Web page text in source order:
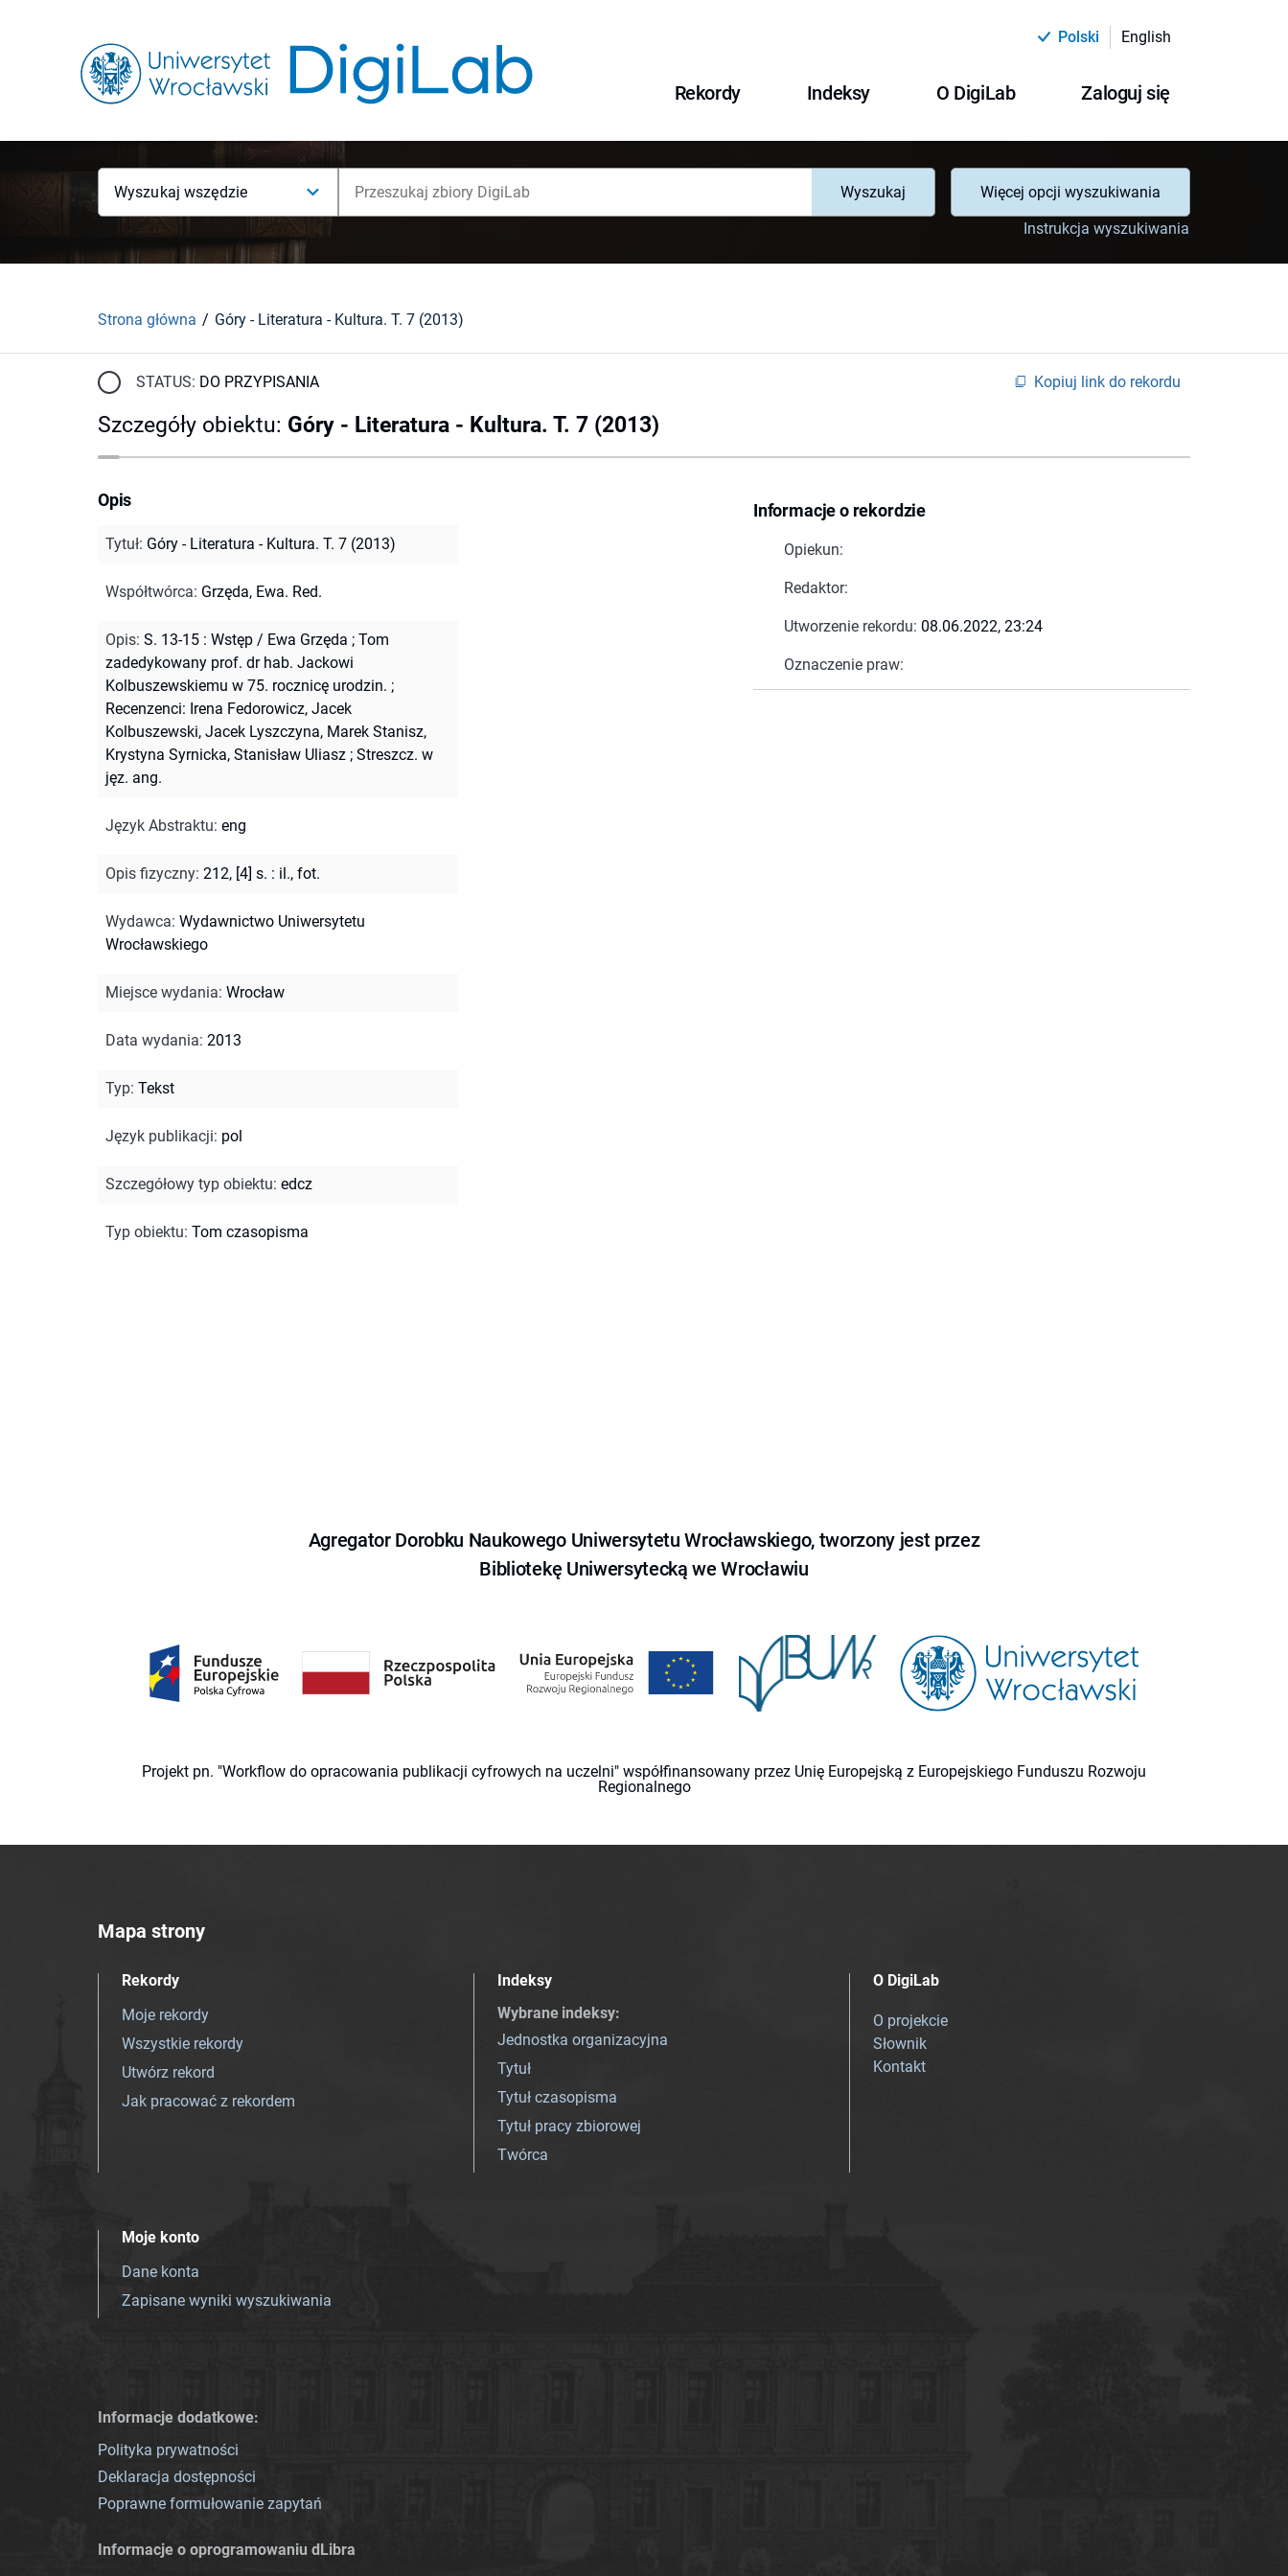
Polski English
Rekordy Indeksy O DigiLab Zaloguj się
Wyszukaj wszędzie Wyszukaj
Więcej opcji wyszukiwania
Instrukcja wyszukiwania
Strona główna Góry - Literatura - Kultura. T. 7 (2013)
STATUS: DO PRZYPISANIA Kopiuj link do rekordu
Szczegóły obiektu: Góry - Literatura - Kultura. T. 7 (2013)
Informacje o rekordzie
Opiekun:
Redaktor:
Utworzenie rekordu: 08.06.2022, 23:24
Oznaczenie praw:
Opis
Tytuł: Góry - Literatura - Kultura. T. 7 (2013)
Współtwórca: Grzęda, Ewa. Red.
Opis: S. 13-15 : Wstęp / Ewa Grzęda ; Tom
zadedykowany prof. dr hab. Jackowi
Kolbuszewskiemu w 75. rocznicę urodzin. ;
Recenzenci: Irena Fedorowicz, Jacek
Kolbuszewski, Jacek Lyszczyna, Marek Stanisz,
Krystyna Syrnicka, Stanisław Uliasz ; Streszcz. w
jęz. ang.
Język Abstraktu: eng
Opis fizyczny: 212, [4] s. : il., fot.
Wydawca: Wydawnictwo Uniwersytetu
Wrocławskiego
Miejsce wydania: Wrocław
Data wydania: 2013
Typ: Tekst
Język publikacji: pol
Szczegółowy typ obiektu: edcz
Typ obiektu: Tom czasopisma
Agregator Dorobku Naukowego Uniwersytetu Wrocławskiego, tworzony jest przez
Bibliotekę Uniwersytecką we Wrocławiu
Projekt pn. "Workflow do opracowania publikacji cyfrowych na uczelni" współfinansowany przez Unię Europejską z Europejskiego Funduszu Rozwoju
Regionalnego
Mapa strony
Rekordy
Moje rekordy
Wszystkie rekordy
Utwórz rekord
Jak pracować z rekordem
Indeksy
Wybrane indeksy:
Jednostka organizacyjna
Tytuł
Tytuł czasopisma
Tytuł pracy zbiorowej
Twórca
O DigiLab
O projekcie
Słownik
Kontakt
Moje konto
Dane konta
Zapisane wyniki wyszukiwania
Informacje dodatkowe:
Polityka prywatności
Deklaracja dostępności
Poprawne formułowanie zapytań
Informacje o oprogramowaniu dLibra